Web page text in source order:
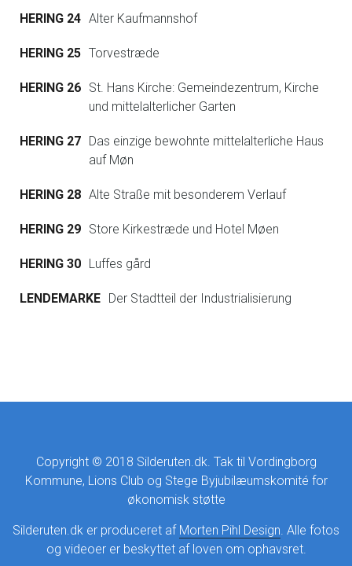
HERING 24 Alter Kaufmannshof
HERING 25 Torvestræde
HERING 26 St. Hans Kirche: Gemeindezentrum, Kirche
und mittelalterlicher Garten
HERING 27 Das einzige bewohnte mittelalterliche Haus
auf Møn
HERING 28 Alte Straße mit besonderem Verlauf
HERING 29 Store Kirkestræde und Hotel Møen
HERING 30 Luffes gård
LENDEMARKE Der Stadtteil der Industrialisierung
Copyright © 2018 Silderuten.dk. Tak til Vordingborg
Kommune, Lions Club og Stege Byjubilæumskomité for
økonomisk støtte
Silderuten.dk er produceret af Morten Pihl Design . Alle fotos
og videoer er beskyttet af loven om ophavsret.